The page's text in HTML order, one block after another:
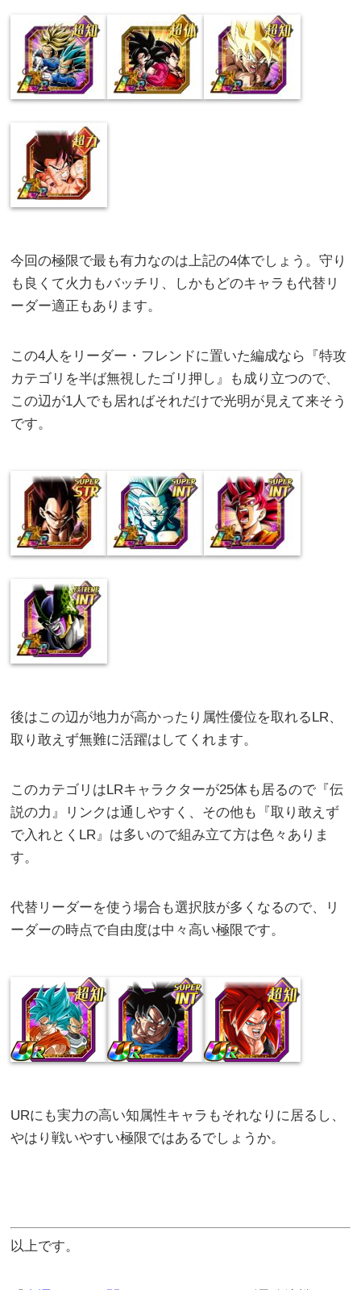
今回の極限で最も有力なのは上記の4体でしょう。守り
も良くて火力もバッチリ、しかもどのキャラも代替リ
ーダー適正もあります。
この4人をリーダー・フレンドに置いた編成なら『特攻
カテゴリを半ば無視したゴリ押し』も成り立つので、
この辺が1人でも居ればそれだけで光明が見えて来そう
です。
後はこの辺が地力が高かったり属性優位を取れるLR、
取り敢えず無難に活躍はしてくれます。
このカテゴリはLRキャラクターが25体も居るので『伝
説の力』リンクは通しやすく、その他も『取り敢えず
で入れとくLR』は多いので組み立て方は色々ありま
す。
代替リーダーを使う場合も選択肢が多くなるので、リ
ーダーの時点で自由度は中々高い極限です。
URにも実力の高い知属性キャラもそれなりに居るし、
やはり戦いやすい極限ではあるでしょうか。
以上です。